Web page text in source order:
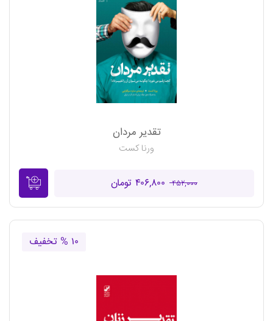
تقدیر مردان
ورنا کست
۴۵۲,۰۰۰ ۴۰۶,۸۰۰ تومان
۱۰ % تخفیف